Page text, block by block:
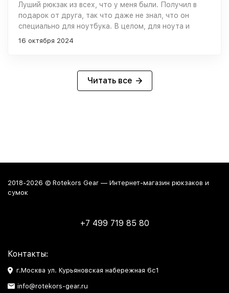
Луший рюкзак из всех, что у меня были. Получил в
подарок от друга, так что даже не знал, что он
специально для ноутбука. В целом, для ноута и
использую уже как 4 года. 17 дюймовый ноутбук
- влезет В остальном, отличный материал, удобные
отделы внутри Проблема возникла лишь недавно,
когда перегрузил его барахлом, из-за чего сорвалась
16 октября 2024
Читать все
2018-2026 © Rotekors Gear — Интернет-магазин рюкзаков и
сумок
+7 499 719 85 80
Контакты:
г.Москва ул. Курьяновская набережная 6с1
info@rotekors-gear.ru